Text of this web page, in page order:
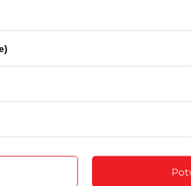
Zapisz się do
wyjątkowe oferty